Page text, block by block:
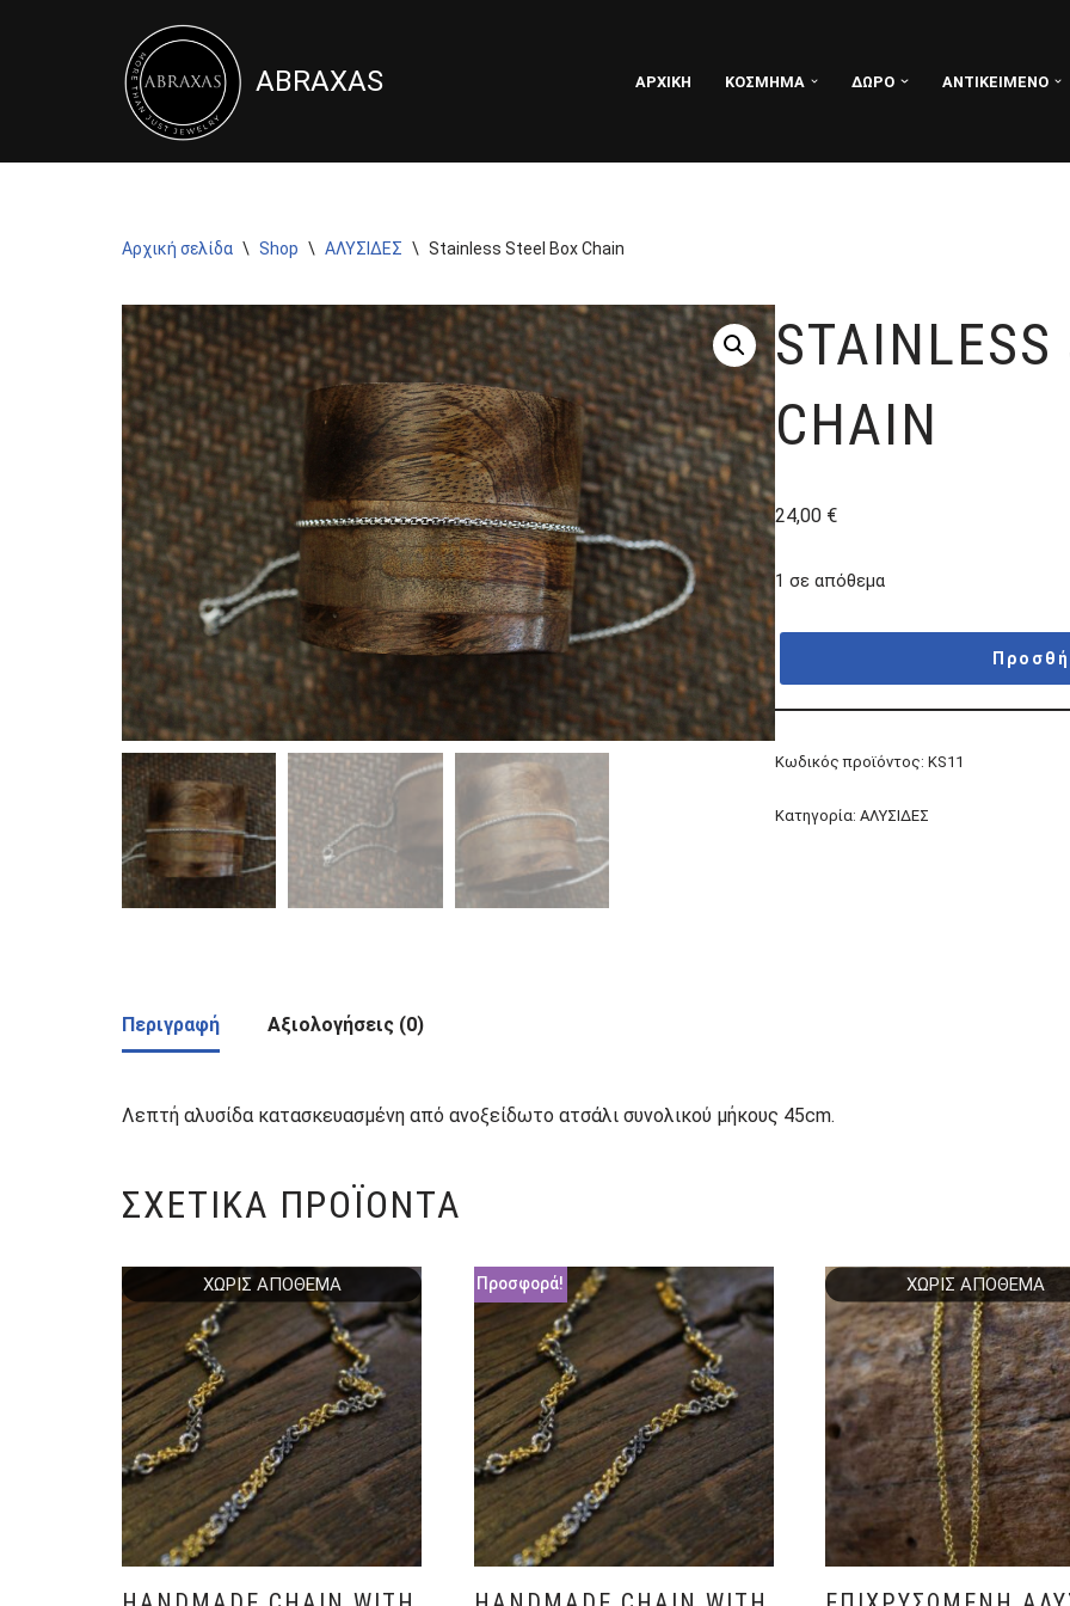
Μεταπηδήστε
ABRAXAS ΑΡΧΙΚΗ ΚΟΣΜΗΜΑ ΔΩΡΟ ΑΝΤΙΚΕΙΜΕΝΟ
Αρχική σελίδα \ Shop \ ΑΛΥΣΙΔΕΣ \ Stainless Steel Box Chain
STAINLESS
CHAIN
24,00 €
1 σε απόθεμα
Κωδικός προϊόντος:KS11
Κατηγορία:ΑΛΥΣΙΔΕΣ
Περιγραφή Αξιολογήσεις (0)
Λεπτή αλυσίδα κατασκευασμένη από ανοξείδωτο ατσάλι συνολικού μήκους 45cm.
ΣΧΕΤΙΚΆ ΠΡΟΪΌΝΤΑ
ΧΩΡΊΣ ΑΠΌΘΕΜΑ Προσφορά! ΧΩΡΊΣ ΑΠΌΘΕΜΑ